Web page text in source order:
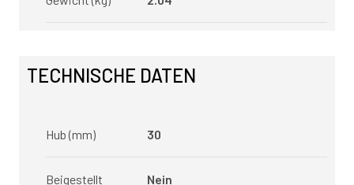
TECHNISCHE DATEN
Hub (mm) 30
Beigestellt Nein